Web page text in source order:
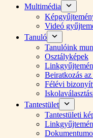
Multimédia
Videó
Tanuló
Tanulóink
Osztályképek
Beiratkozás
Félévi
Tantestület
Tantestületi